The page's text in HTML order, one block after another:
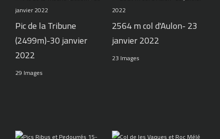
Pic de la Tribune
(2499m)-30 janvier
2022
29 Images
2564 m col d'Aulon- 23
janvier 2022
23 Images